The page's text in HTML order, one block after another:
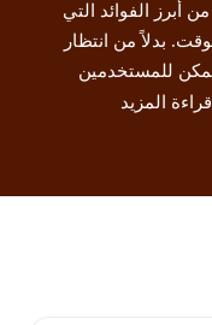
أبرز الفوائد التي
بدلاً من انتظار
للمستخدمين
قراءة المزيد